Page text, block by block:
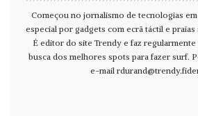
Começou no jornalismo de tecnologias
especial por gadgets com ecrã táctil e
É editor do site Trendy e faz
busca dos melhores spots para fazer surf.
e-mail